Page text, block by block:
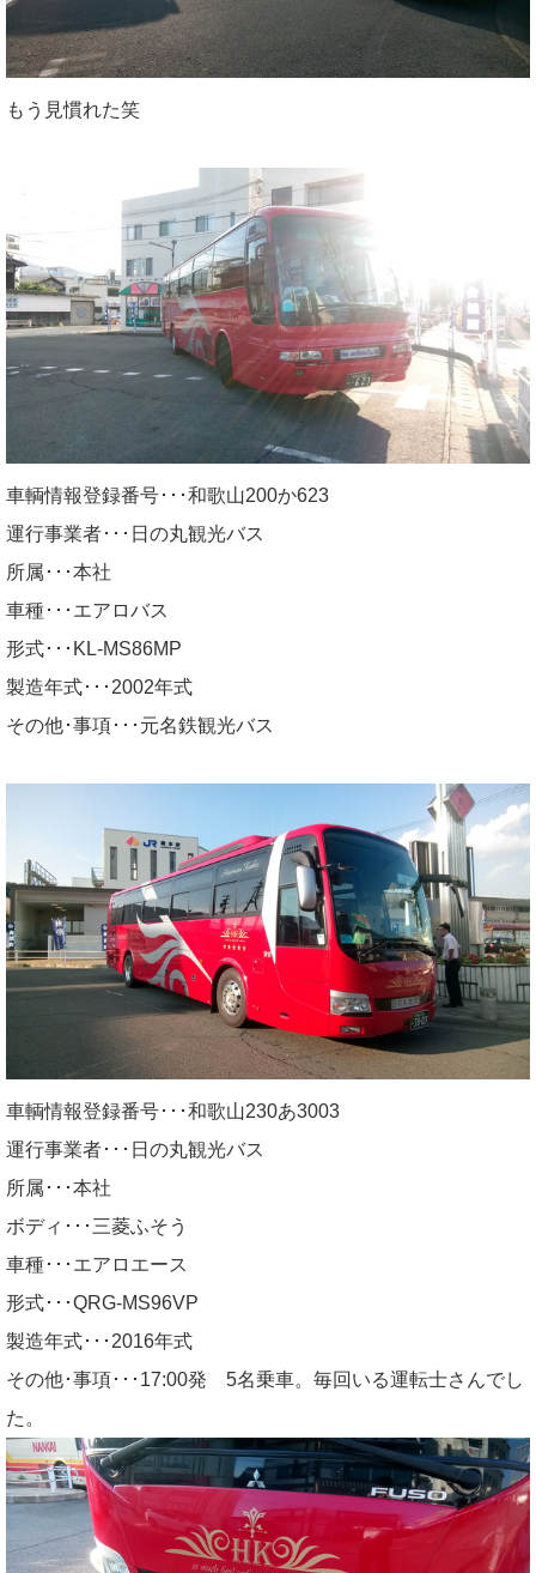
もう見慣れた笑
車輌情報登録番号･･･和歌山200か623
運行事業者･･･日の丸観光バス
所属･･･本社
車種･･･エアロバス
形式･･･KL-MS86MP
製造年式･･･2002年式
その他･事項･･･元名鉄観光バス
車輌情報登録番号･･･和歌山230あ3003
運行事業者･･･日の丸観光バス
所属･･･本社
ボディ･･･三菱ふそう
車種･･･エアロエース
形式･･･QRG-MS96VP
製造年式･･･2016年式
その他･事項･･･17:00発 5名乗車。毎回いる運転士さんでし
た。